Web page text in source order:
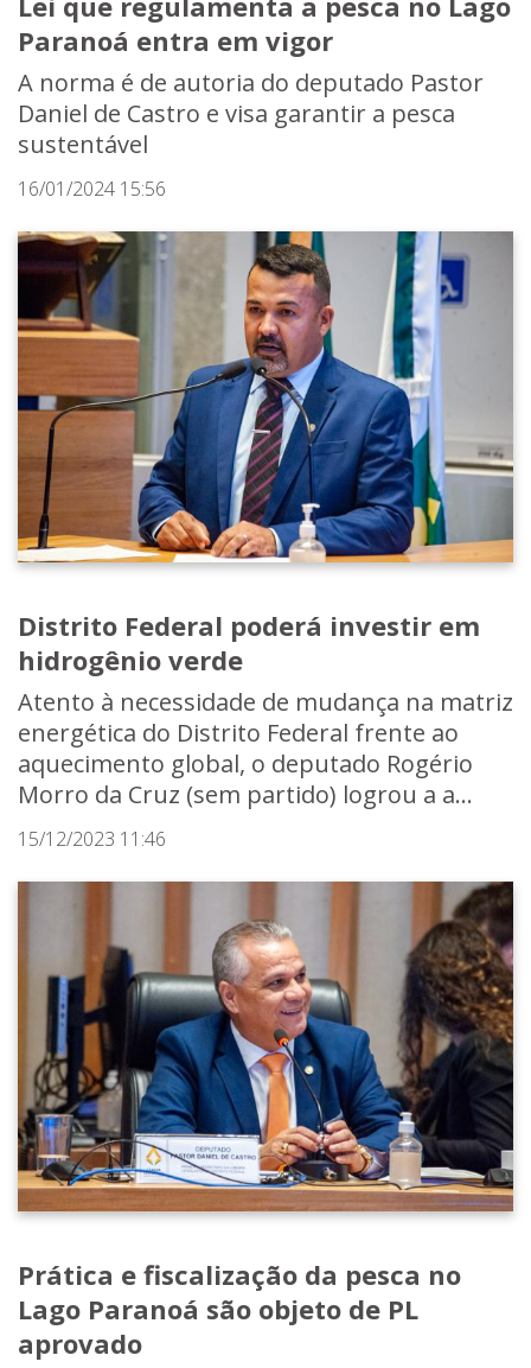
Paranoá entra em vigor
A norma é de autoria do deputado Pastor
Daniel de Castro e visa garantir a pesca
sustentável
16/01/2024 15:56
Distrito Federal poderá investir em
hidrogênio verde
Atento à necessidade de mudança na matriz
energética do Distrito Federal frente ao
aquecimento global, o deputado Rogério
Morro da Cruz (sem partido) logrou a a...
15/12/2023 11:46
Prática e fiscalização da pesca no
Lago Paranoá são objeto de PL
aprovado